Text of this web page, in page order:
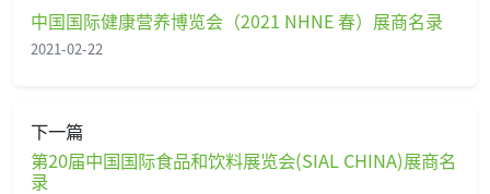
中国国际健康营养博览会（2021 NHNE 春）展商名录
2021-02-22
下一篇
第20届中国国际食品和饮料展览会(SIAL CHINA)展商名
录